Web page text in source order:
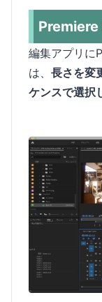
Premiere
編集アプリに
は、 長さを変
ケンスで選択